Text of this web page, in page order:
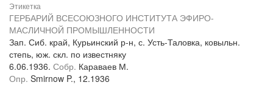
Этикетка
ГЕРБАРИЙ ВСЕСОЮЗНОГО ИНСТИТУТА ЭФИРО-
МАСЛИЧНОЙ ПРОМЫШЛЕННОСТИ
Зап. Сиб. край, Курьинский р-н, с. Усть-Таловка, ковыльн.
степь, юж. скл. по известняку
6.06.1936. Собр. Караваев М.
Опр. Smirnow P., 12.1936